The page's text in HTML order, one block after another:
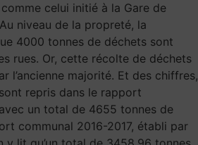
celui initié à la Gare de
niveau de la propreté, la
4000 tonnes de déchets sont
rues. Or, cette récolte de déchets
l’ancienne majorité. Et des chiffres,
repris dans le rapport
un total de 4655 tonnes de
communal 2016-2017, établi par